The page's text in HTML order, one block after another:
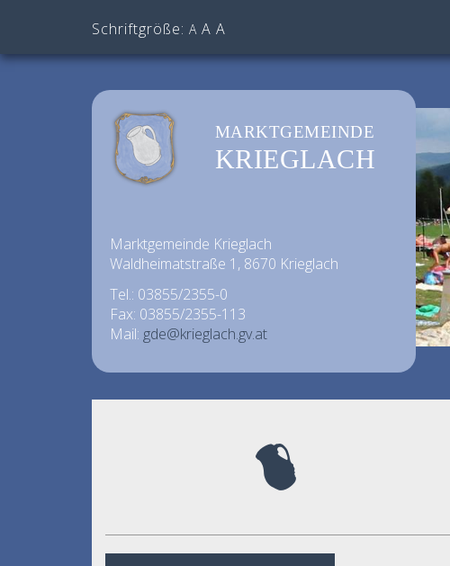
Schriftgröße: A A A
MARKTGEMEINDE
KRIEGLACH
Marktgemeinde Krieglach
Waldheimatstraße 1, 8670 Krieglach
Tel.: 03855/2355-0
Fax: 03855/2355-113
Mail: gde@krieglach.gv.at